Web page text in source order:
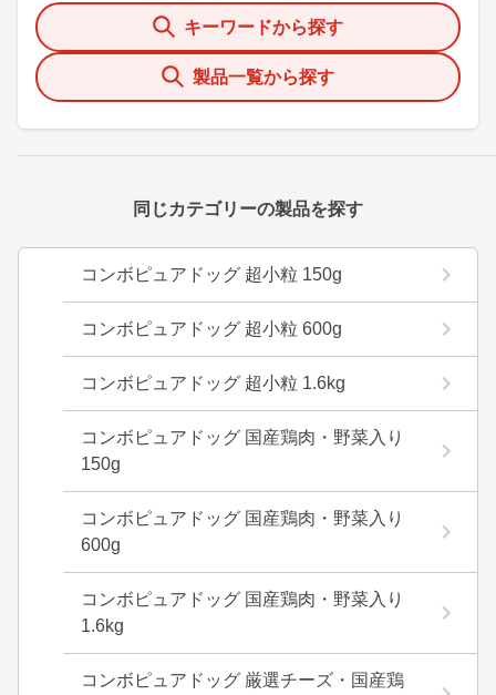
キーワードから探す
製品一覧から探す
同じカテゴリーの製品を探す
コンボピュアドッグ 超小粒 150g
コンボピュアドッグ 超小粒 600g
コンボピュアドッグ 超小粒 1.6kg
コンボピュアドッグ 国産鶏肉・野菜入り
150g
コンボピュアドッグ 国産鶏肉・野菜入り
600g
コンボピュアドッグ 国産鶏肉・野菜入り
1.6kg
コンボピュアドッグ 厳選チーズ・国産鶏